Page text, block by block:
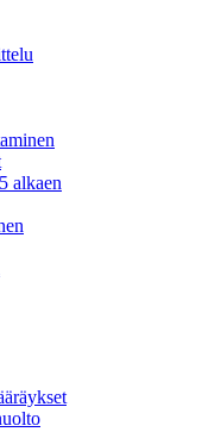
alkaen